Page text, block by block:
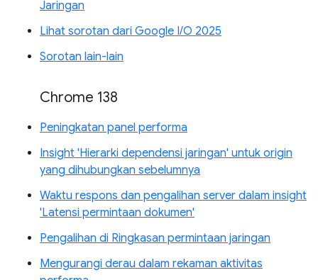
Jaringan
Lihat sorotan dari Google I/O 2025
Sorotan lain-lain
Chrome 138
Peningkatan panel performa
Insight 'Hierarki dependensi jaringan' untuk origin
yang dihubungkan sebelumnya
Waktu respons dan pengalihan server dalam insight
'Latensi permintaan dokumen'
Pengalihan di Ringkasan permintaan jaringan
Mengurangi derau dalam rekaman aktivitas